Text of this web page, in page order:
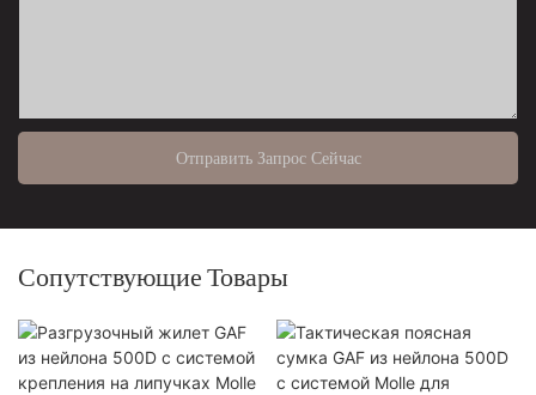
Отправить Запрос Сейчас
Сопутствующие Товары